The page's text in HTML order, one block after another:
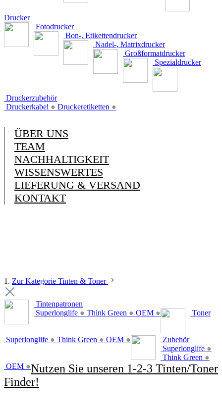
Drucker
Fotodrucker
Bon-, Etikettendrucker
Nadel-, Matrixdrucker
Großformatdrucker
Spezialdrucker
Druckerzubehör
Druckerkabel ● Druckeretiketten ●
ÜBER UNS
TEAM
NACHHALTIGKEIT
WISSENSWERTES
LIEFERUNG & VERSAND
KONTAKT
1. Zur Kategorie Tinten & Toner
Tintenpatronen
Superlonglife ● Think Green ● OEM ● Toner
Superlonglife ● Think Green ● OEM ●
Zubehör
Superlonglife ●
Think Green ●
OEM ●Nutzen Sie unseren 1-2-3 Tinten/Toner
Finder!